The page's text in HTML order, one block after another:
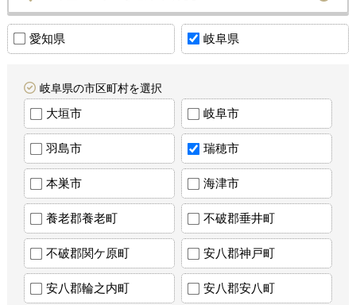
愛知県 岐阜県
岐阜県の市区町村を選択
大垣市 岐阜市
羽島市 瑞穂市
本巣市 海津市
養老郡養老町 不破郡垂井町
不破郡関ケ原町 安八郡神戸町
安八郡輪之内町 安八郡安八町